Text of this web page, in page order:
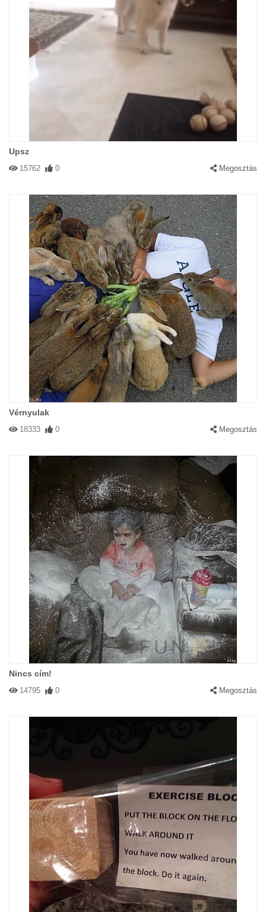
Upsz
15762 0 Megosztás
Vérnyulak
18333 0 Megosztás
Nincs cím!
14795 0 Megosztás